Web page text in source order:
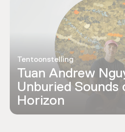
Tuan Andrew
Unburied Sounds
Horizon
Tentoonstelling